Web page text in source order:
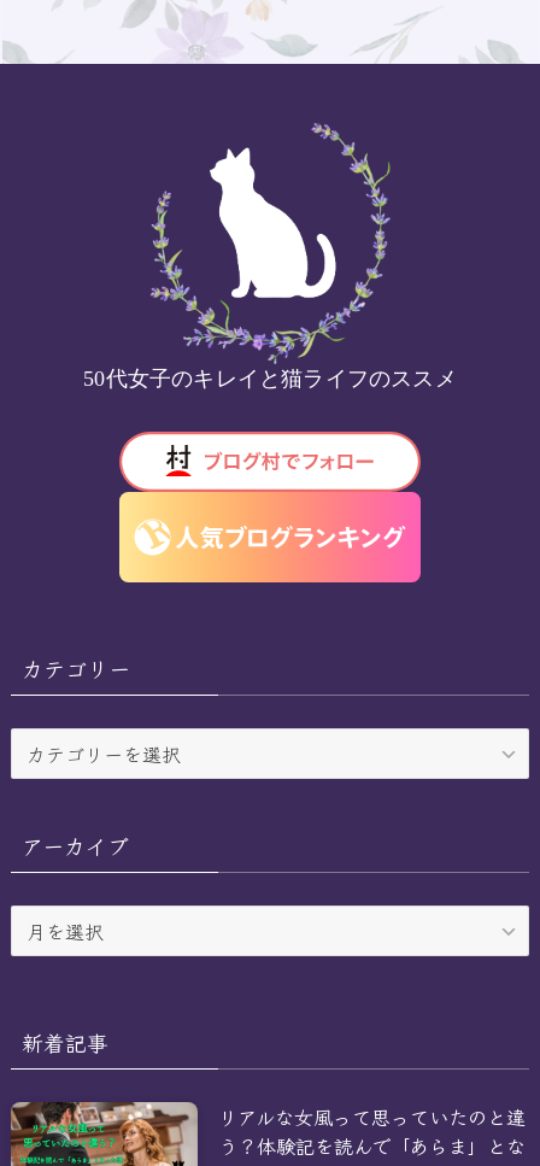
50代女子のキレイと猫ライフのススメ
カテゴリー
テ
ー
アーカイブ
ー
ブ
新着記事
リアルな女風って思っていたのと違
う？体験記を読んで「あらま」とな